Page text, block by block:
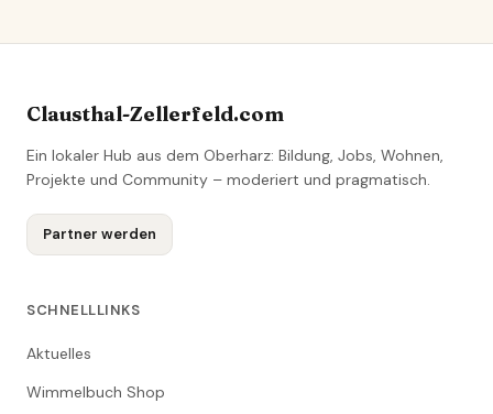
Clausthal-Zellerfeld.com
Ein lokaler Hub aus dem Oberharz: Bildung, Jobs, Wohnen,
Projekte und Community – moderiert und pragmatisch.
Partner werden
SCHNELLLINKS
Aktuelles
Wimmelbuch Shop